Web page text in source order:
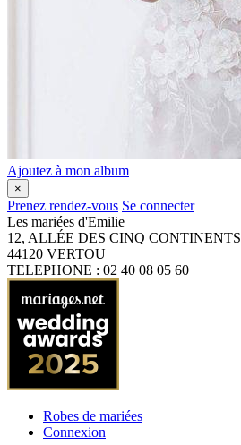
Ajoutez à mon album
×
Prenez rendez-vous Se connecter
Les mariées d'Emilie
12, ALLÉE DES CINQ CONTINENTS
44120 VERTOU
TELEPHONE : 02 40 08 05 60
Robes de mariées
Connexion